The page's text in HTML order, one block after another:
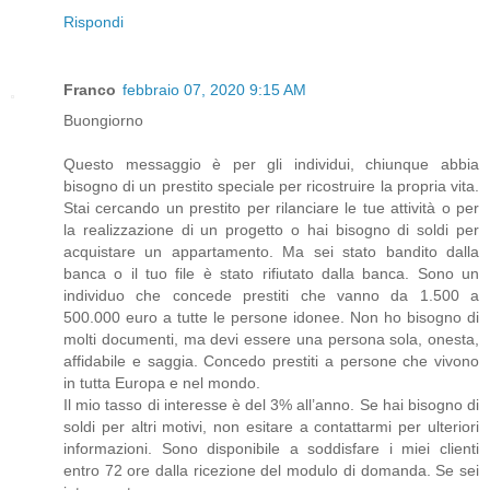
Rispondi
Franco febbraio 07, 2020 9:15 AM
Buongiorno
Questo messaggio è per gli individui, chiunque abbia
bisogno di un prestito speciale per ricostruire la propria vita.
Stai cercando un prestito per rilanciare le tue attività o per
la realizzazione di un progetto o hai bisogno di soldi per
acquistare un appartamento. Ma sei stato bandito dalla
banca o il tuo file è stato rifiutato dalla banca. Sono un
individuo che concede prestiti che vanno da 1.500 a
500.000 euro a tutte le persone idonee. Non ho bisogno di
molti documenti, ma devi essere una persona sola, onesta,
affidabile e saggia. Concedo prestiti a persone che vivono
in tutta Europa e nel mondo.
Il mio tasso di interesse è del 3% all’anno. Se hai bisogno di
soldi per altri motivi, non esitare a contattarmi per ulteriori
informazioni. Sono disponibile a soddisfare i miei clienti
entro 72 ore dalla ricezione del modulo di domanda. Se sei